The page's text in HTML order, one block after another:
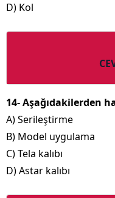
D) Kol
14- Aşağıdakilerden
A) Serileştirme
B) Model uygulama
C) Tela kalıbı
D) Astar kalıbı